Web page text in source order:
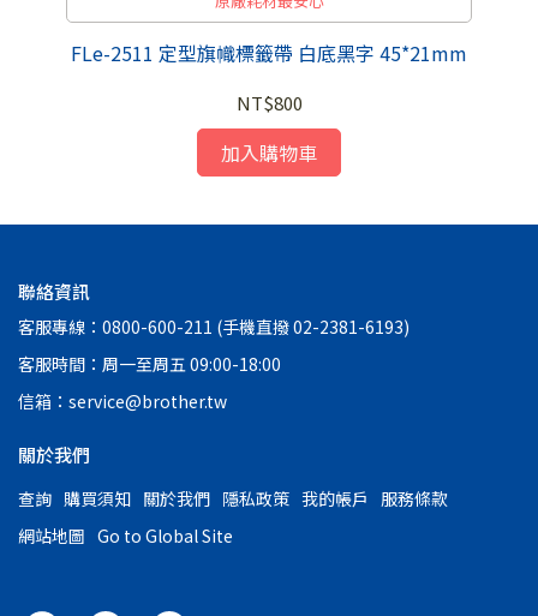
FLe-2511 定型旗幟標籤帶 白底黑字 45*21mm
NT$800
加入購物車
聯絡資訊
客服專線：0800-600-211 (手機直撥 02-2381-6193)
客服時間：周一至周五 09:00-18:00
信箱：service@brother.tw
關於我們
查詢 購買須知 關於我們 隱私政策 我的帳戶
服務條款
網站地圖 Go to Global Site